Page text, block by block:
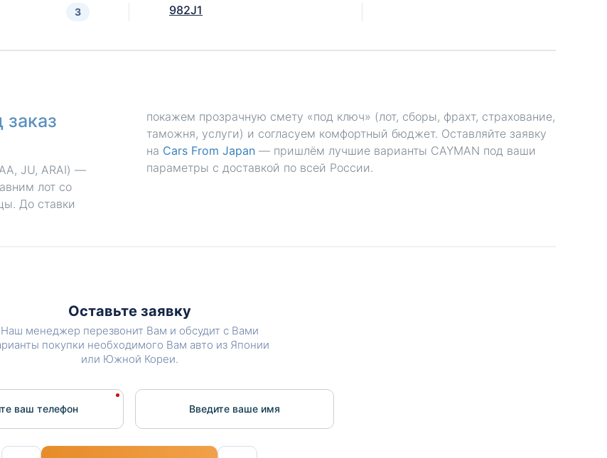
3 982J1
заказ
JU, ARAI) —
лот со
До ставки
покажем прозрачную смету «под ключ» (лот, сборы, фрахт, страхование,
таможня, услуги) и согласуем комфортный бюджет. Оставляйте заявку
на Cars From Japan — пришлём лучшие варианты CAYMAN под ваши
параметры с доставкой по всей России.
Оставьте заявку
Наш менеджер перезвонит Вам и обсудит с Вами
покупки необходимого Вам авто из Японии
или Южной Кореи.
ваш телефон Введите вашe имя